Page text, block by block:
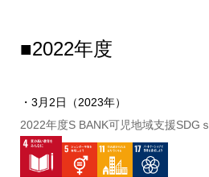
■2022年度
・3月2日（2023年）
2022年度S BANK可児地域支援SDGｓ